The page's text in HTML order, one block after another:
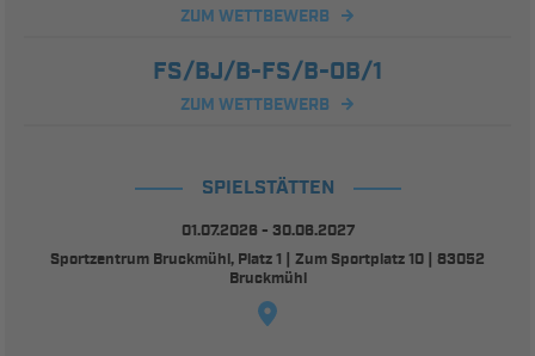
ZUM WETTBEWERB
FS/BJ/B-FS/B-OB/1
ZUM WETTBEWERB
SPIELSTÄTTEN
01.07.2026 - 30.06.2027
Sportzentrum Bruckmühl, Platz 1 | Zum Sportplatz 10 | 83052
Bruckmühl